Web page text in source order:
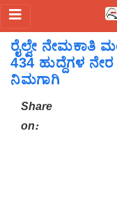
ರೈಲ್ವೇ ನೇಮಕಾತಿ
434 ಹುದ್ದೆಗಳ
ನಿಮಗಾಗಿ
Share
on: